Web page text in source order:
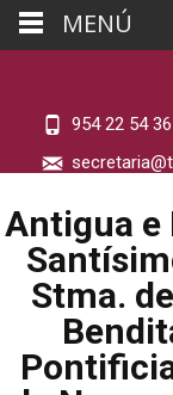
954 22 54 36
Antigua e
Stma.
MENÚ